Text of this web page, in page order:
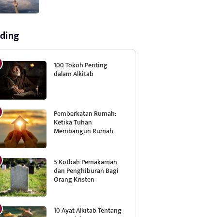
100 Tokoh Penting
dalam Alkitab
Pemberkatan Rumah:
Ketika Tuhan
Membangun Rumah
5 Kotbah Pemakaman
dan Penghiburan Bagi
Orang Kristen
10 Ayat Alkitab Tentang